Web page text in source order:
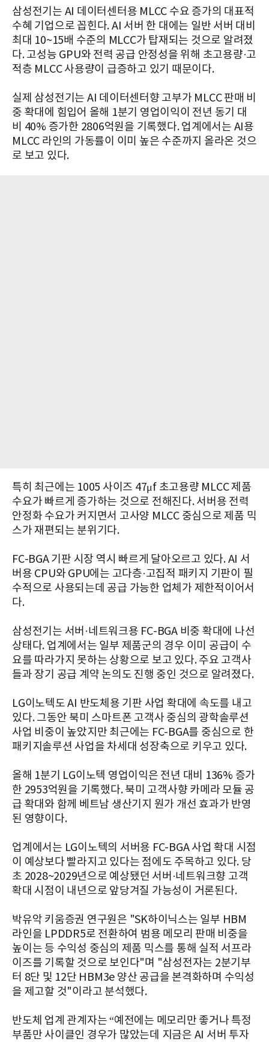
삼성전기는 AI 데이터센터용 MLCC 수요 증가의 대표적
수혜 기업으로 꼽힌다. AI 서버 한 대에는 일반 서버 대비
최대 10~15배 수준의 MLCC가 탑재되는 것으로 알려졌
다. 고성능 GPU와 전력 공급 안정성을 위해 초고용량·고
적층 MLCC 사용량이 급증하고 있기 때문이다.
실제 삼성전기는 AI 데이터센터향 고부가 MLCC 판매 비
중 확대에 힘입어 올해 1분기 영업이익이 전년 동기 대
비 40% 증가한 2806억원을 기록했다. 업계에서는 AI용
MLCC 라인의 가동률이 이미 높은 수준까지 올라온 것으
로 보고 있다.
특히 최근에는 1005 사이즈 47μf 초고용량 MLCC 제품
수요가 빠르게 증가하는 것으로 전해진다. 서버용 전력
안정화 수요가 커지면서 고사양 MLCC 중심으로 제품 믹
스가 재편되는 분위기다.
FC-BGA 기판 시장 역시 빠르게 달아오르고 있다. AI 서
버용 CPU와 GPU에는 고다층·고집적 패키지 기판이 필
수적으로 사용되는데 공급 가능한 업체가 제한적이어서
다.
삼성전기는 서버·네트워크용 FC-BGA 비중 확대에 나선
상태다. 업계에서는 일부 제품군의 경우 이미 공급이 수
요를 따라가지 못하는 상황으로 보고 있다. 주요 고객사
들과 장기 공급 계약 논의도 진행 중인 것으로 알려졌다.
LG이노텍도 AI 반도체용 기판 사업 확대에 속도를 내고
있다. 그동안 북미 스마트폰 고객사 중심의 광학솔루션
사업 비중이 높았지만 최근에는 FC-BGA를 중심으로 한
패키지솔루션 사업을 차세대 성장축으로 키우고 있다.
올해 1분기 LG이노텍 영업이익은 전년 대비 136% 증가
한 2953억원을 기록했다. 북미 고객사향 카메라 모듈 공
급 확대와 함께 베트남 생산기지 원가 개선 효과가 반영
된 영향이다.
업계에서는 LG이노텍의 서버용 FC-BGA 사업 확대 시점
이 예상보다 빨라지고 있다는 점에도 주목하고 있다. 당
초 2028~2029년으로 예상됐던 서버·네트워크향 고객
확대 시점이 내년으로 앞당겨질 가능성이 거론된다.
박유악 키움증권 연구원은 "SK하이닉스는 일부 HBM
라인을 LPDDR5로 전환하여 범용 메모리 판매 비중을
높이는 등 수익성 중심의 제품 믹스를 통해 실적 서프라
이즈를 기록할 것으로 보인다"며 "삼성전자는 2분기부
터 8단 및 12단 HBM3e 양산 공급을 본격화하며 수익성
을 제고할 것"이라고 분석했다.
반도체 업계 관계자는 “예전에는 메모리만 좋거나 특정
부품만 사이클인 경우가 많았는데 지금은 AI 서버 투자